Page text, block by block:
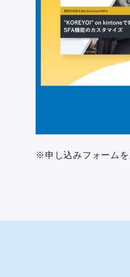
※申し込みフォーム